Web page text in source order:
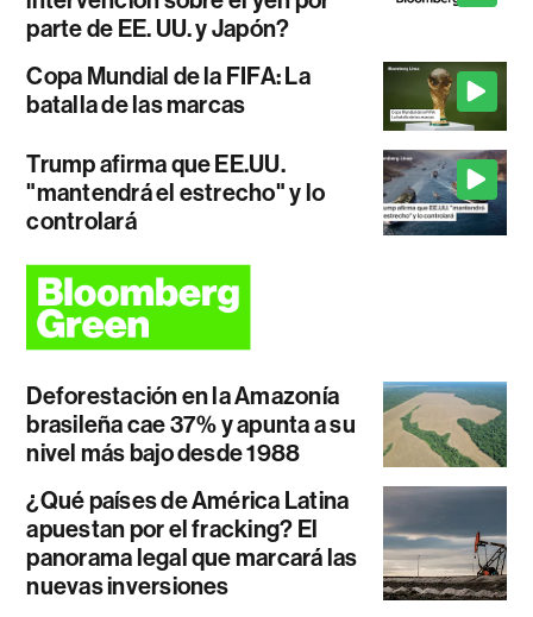
parte de EE. UU. y Japón?
Copa Mundial de la FIFA: La
batalla de las marcas
Trump afirma que EE.UU.
"mantendrá el estrecho" y lo
controlará
Deforestación en la Amazonía
brasileña cae 37% y apunta a su
nivel más bajo desde 1988
¿Qué países de América Latina
apuestan por el fracking? El
panorama legal que marcará las
nuevas inversiones